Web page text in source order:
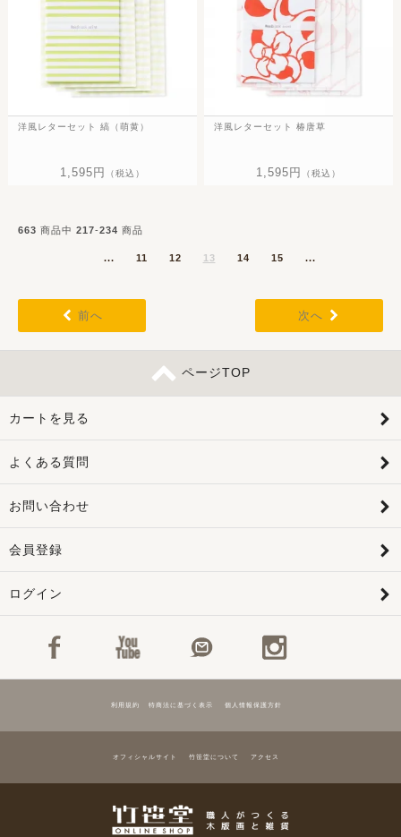
洋風レターセット 縞（萌黄）
1,595円 （税込）
洋風レターセット 椿唐草
1,595円 （税込）
663 商品中 217-234 商品
... 11 12 13 14 15 ...
前へ 次へ
ページTOP
カートを見る
よくある質問
お問い合わせ
会員登録
ログイン
利用規約 特商法に基づく表示 個人情報保護方針
オフィシャルサイト 竹笹堂について アクセス